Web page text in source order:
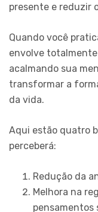
presente e reduzir
Quando você
envolve
acalmando sua
transformar a
da vida.
Aqui estão quatro
perceberá:
Redução da
Melhora na
pensamentos